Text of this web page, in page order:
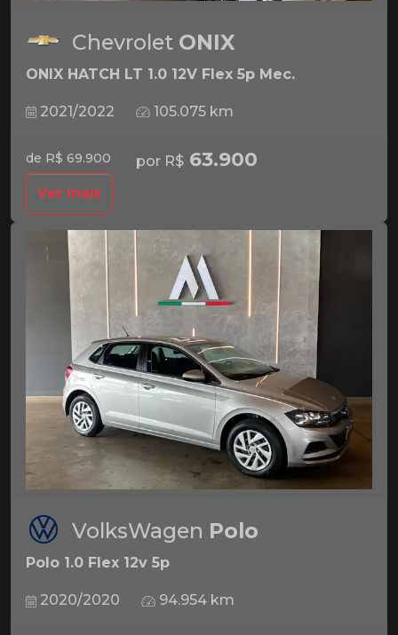
Chevrolet ONIX
ONIX HATCH LT 1.0 12V Flex 5p Mec.
2021/2022 105.075 km
de R$ 69.900 por R$ 63.900
Ver mais
VolksWagen Polo
Polo 1.0 Flex 12v 5p
2020/2020 94.954 km